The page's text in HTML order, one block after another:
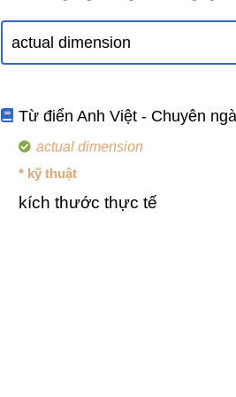
Từ điển Anh Việt - Chuyên
actual dimension
* kỹ thuật
kích thước thực tế